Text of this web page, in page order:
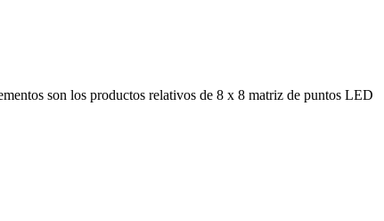
son los productos relativos de 8 x 8 matriz de puntos LED